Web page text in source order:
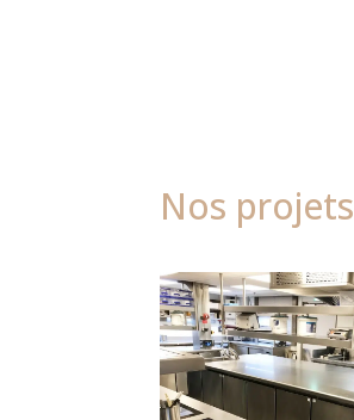
Nos projets